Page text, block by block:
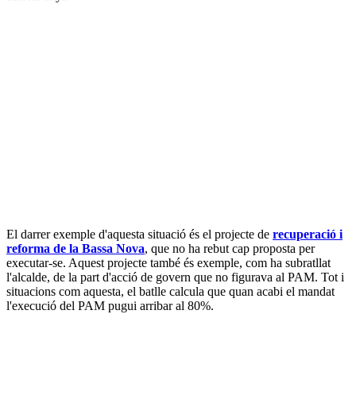
El darrer exemple d'aquesta situació és el projecte de recuperació i
reforma de la Bassa Nova, que no ha rebut cap proposta per
executar-se. Aquest projecte també és exemple, com ha subratllat
l'alcalde, de la part d'acció de govern que no figurava al PAM. Tot i
situacions com aquesta, el batlle calcula que quan acabi el mandat
l'execució del PAM pugui arribar al 80%.